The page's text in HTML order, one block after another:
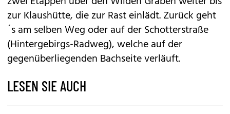
zur Klaushütte, die zur Rast einlädt. Zurück geht
´s am selben Weg oder auf der Schotterstraße
(Hintergebirgs-Radweg), welche auf der
gegenüberliegenden Bachseite verläuft.
LESEN SIE AUCH